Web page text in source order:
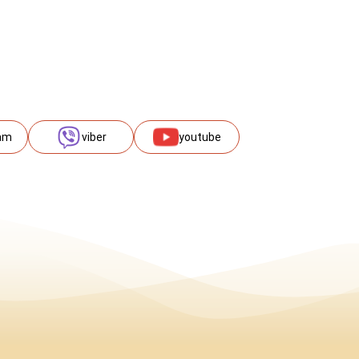
viber youtube